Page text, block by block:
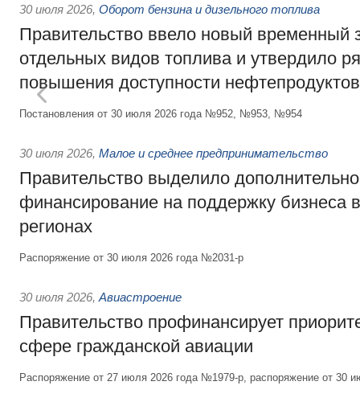
30 июля 2026, Оборот бензина и дизельного топлива
Правительство ввело новый временный
отдельных видов топлива и утвердило
повышения доступности нефтепродуктов
Постановления от 30 июля 2026 года №952, №953, №954
30 июля 2026, Малое и среднее предпринимательство
Правительство выделило
финансирование на поддержку бизнеса
регионах
Распоряжение от 30 июля 2026 года №2031-р
30 июля 2026, Авиастроение
Правительство профинансирует
сфере гражданской авиации
Распоряжение от 27 июля 2026 года №1979-р, распоряжение от 30